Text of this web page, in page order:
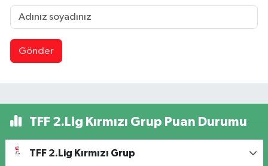
Gönder
TFF 2.Lig Kırmızı Grup Puan Durumu
TFF 2.Lig Kırmızı Grup